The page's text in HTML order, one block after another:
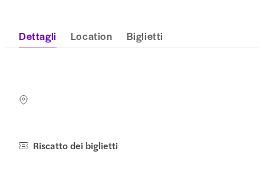
Dettagli Location Biglietti
Riscatto dei biglietti